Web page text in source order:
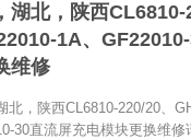
湖北，陕西CL6810-
1A、
维修
北，陕西CL6810-220/20、
30直流屏充电模块更换维